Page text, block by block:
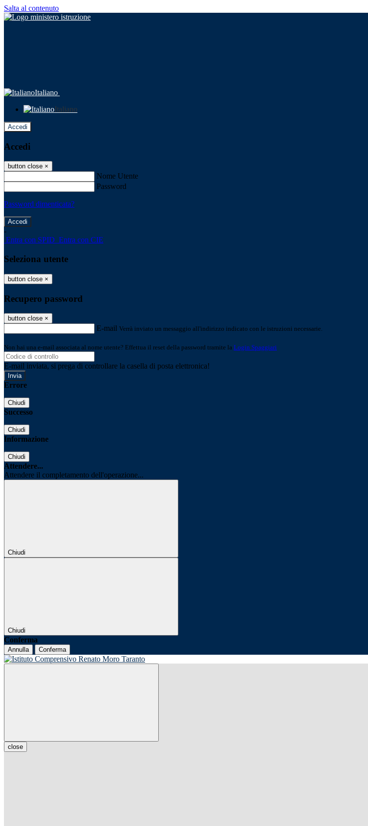
Salta al contenuto
Italiano
Italiano
Accedi
Accedi
button close ×
Nome Utente
Password
Password dimenticata?
-
Entra con SPID Entra con CIE
Seleziona utente
button close ×
Recupero password
button close ×
E-mail Verrà inviato un messaggio all'indirizzo indicato con le istruzioni necessarie.
Non hai una e-mail associata al nome utente? Effettua il reset della password tramite la Login Spaggiari
E-mail inviata, si prega di controllare la casella di posta elettronica!
Errore
Chiudi
Successo
Chiudi
Informazione
Chiudi
Attendere...
Attendere il completamento dell'operazione...
Chiudi
Chiudi
Conferma
Annulla Conferma
close